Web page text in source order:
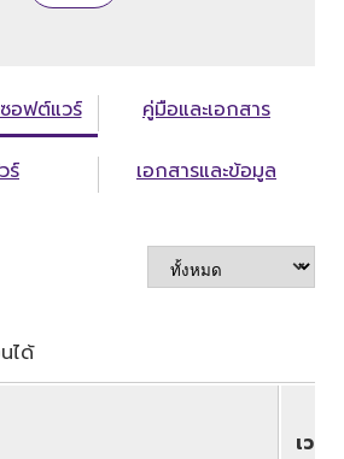
อฟต์แวร์ คู่มือและเอกสาร
ร์ เอกสารและข้อมูล
ได้
เวอ